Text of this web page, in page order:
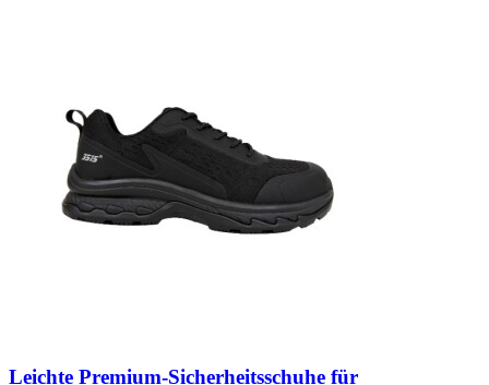
Leichte Premium-Sicherheitsschuhe für